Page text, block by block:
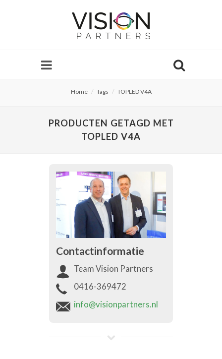
Home Tags TOPLED V4A
PRODUCTEN GETAGD MET
TOPLED V4A
Contactinformatie
Team Vision Partners
0416-369472
info@visionpartners.nl